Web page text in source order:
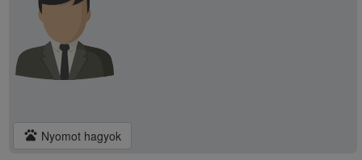
pets Nyomot hagyok